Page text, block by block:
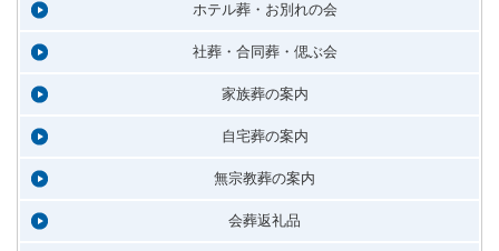
ホテル葬・お別れの会
社葬・合同葬・偲ぶ会
家族葬の案内
自宅葬の案内
無宗教葬の案内
会葬返礼品